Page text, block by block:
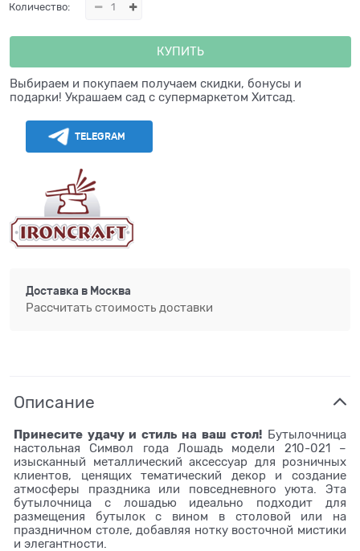
Количество:
КУПИТЬ
Выбираем и покупаем получаем скидки, бонусы и
подарки! Украшаем сад с супермаркетом Хитсад.
TELEGRAM
Доставка в Москва
Рассчитать стоимость доставки
Описание
Принесите удачу и стиль на ваш стол! Бутылочница
настольная Символ года Лошадь модели 210-021 –
изысканный металлический аксессуар для розничных
клиентов, ценящих тематический декор и создание
атмосферы праздника или повседневного уюта. Эта
бутылочница с лошадью идеально подходит для
размещения бутылок с вином в столовой или на
праздничном столе, добавляя нотку восточной мистики
и элегантности.